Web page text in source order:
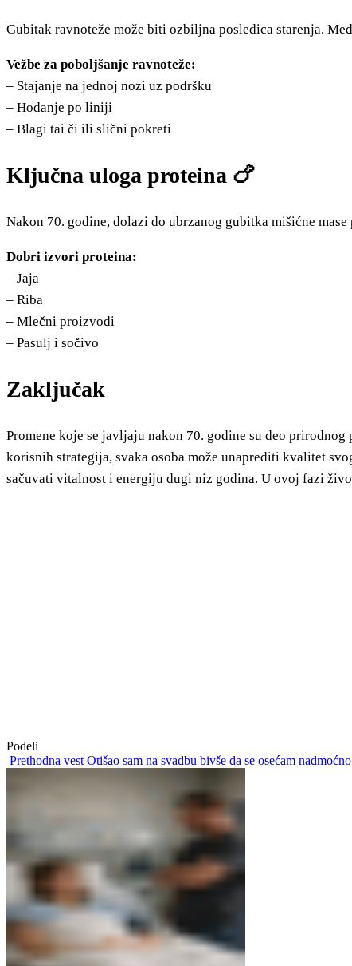
Gubitak ravnoteže može biti ozbiljna posledica starenja.
Vežbe za poboljšanje ravnoteže:
– Stajanje na jednoj nozi uz podršku
– Hodanje po liniji
– Blagi tai či ili slični pokreti
Ključna uloga proteina 🍗
Nakon 70. godine, dolazi do ubrzanog gubitka mišićne
Dobri izvori proteina:
– Jaja
– Riba
– Mlečni proizvodi
– Pasulj i sočivo
Zaključak
Promene koje se javljaju nakon 70. godine su deo
korisnih strategija, svaka osoba može unaprediti kvalitet
sačuvati vitalnost i energiju dugi niz godina. U ovoj fazi
Podeli
Prethodna vest Otišao sam na svadbu bivše da se osećam